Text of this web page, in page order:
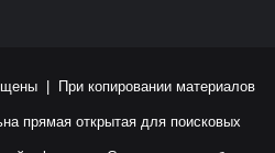
| При копировании материалов
прямая открытая для поисковых